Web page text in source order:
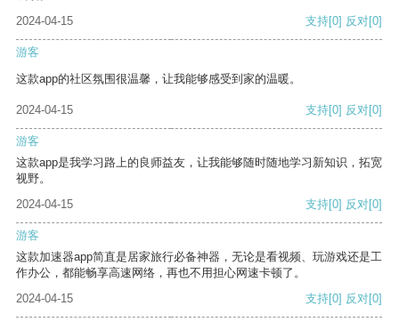
2024-04-15
支持[0] 反对[0]
游客
这款app的社区氛围很温馨，让我能够感受到家的温暖。
2024-04-15 支持[0] 反对[0]
游客
这款app是我学习路上的良师益友，让我能够随时随地学习新知识，拓宽
视野。
2024-04-15
支持[0] 反对[0]
游客
这款加速器app简直是居家旅行必备神器，无论是看视频、玩游戏还是工
作办公，都能畅享高速网络，再也不用担心网速卡顿了。
2024-04-15
支持[0] 反对[0]